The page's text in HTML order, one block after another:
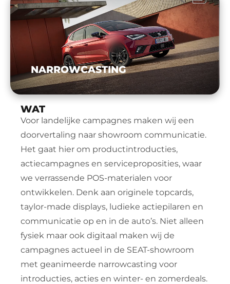
NARROWCASTING
WAT
Voor landelijke campagnes maken wij een
doorvertaling naar showroom communicatie.
Het gaat hier om productintroducties,
actiecampagnes en serviceproposities, waar
we verrassende POS-materialen voor
ontwikkelen. Denk aan originele topcards,
taylor-made displays, ludieke actiepilaren en
communicatie op en in de auto’s. Niet alleen
fysiek maar ook digitaal maken wij de
campagnes actueel in de SEAT-showroom
met geanimeerde narrowcasting voor
introducties, acties en winter- en zomerdeals.